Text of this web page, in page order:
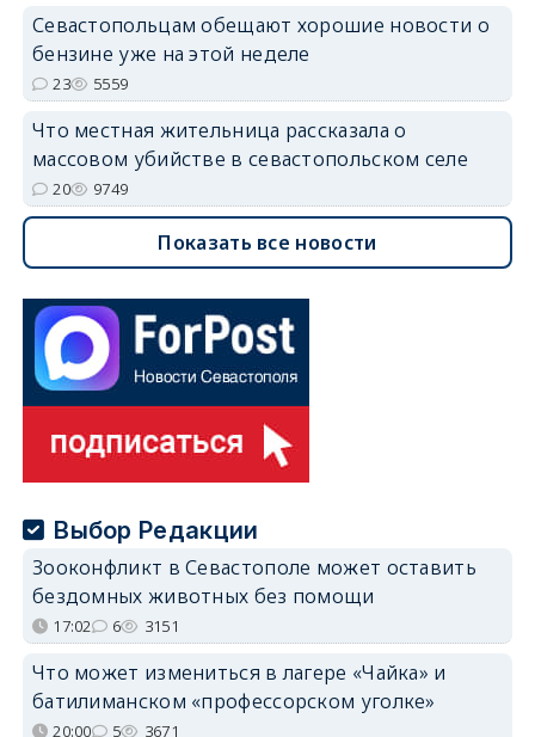
Севастопольцам обещают хорошие новости о
бензине уже на этой неделе
23 5559
Что местная жительница рассказала о
массовом убийстве в севастопольском селе
20 9749
Показать все новости
Выбор Редакции
Зооконфликт в Севастополе может оставить
бездомных животных без помощи
17:02 6 3151
Что может измениться в лагере «Чайка» и
батилиманском «профессорском уголке»
20:00 5 3671